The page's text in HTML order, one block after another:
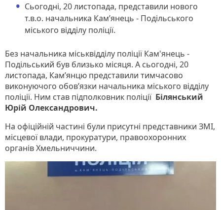
Сьогодні, 20 листопада, представили нового
т.в.о. начальника Кам’янець - Подільського
міського відділу поліції.
Без начальника міськвідділу поліції Кам'янець -
Подільський був близько місяця. А сьогодні, 20
листопада, Кам’янцю представили тимчасово
виконуючого обов’язки начальника міського відділу
поліції. Ним став підполковник поліції Білянський
Юрій Олександрович.
На офіційній частині були присутні представники ЗМІ,
місцевої влади, прокуратури, правоохоронних
органів Хмельниччини.